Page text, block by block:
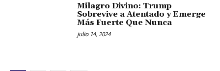
Milagro Divino: Trump
Sobrevive a Atentado y Emerge
Más Fuerte Que Nunca
julio 14, 2024